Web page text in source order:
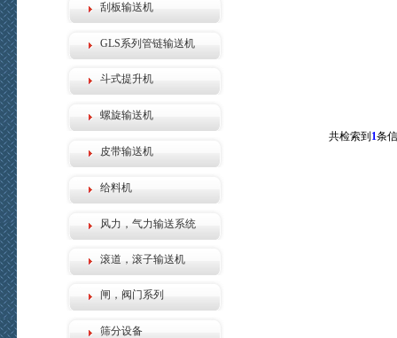
刮板输送机
GLS系列管链输送机
斗式提升机
螺旋输送机
皮带输送机
给料机
风力，气力输送系统
滚道，滚子输送机
闸，阀门系列
筛分设备
共检索到 1条